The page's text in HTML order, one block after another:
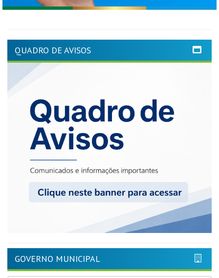
QUADRO DE AVISOS
GOVERNO MUNICIPAL